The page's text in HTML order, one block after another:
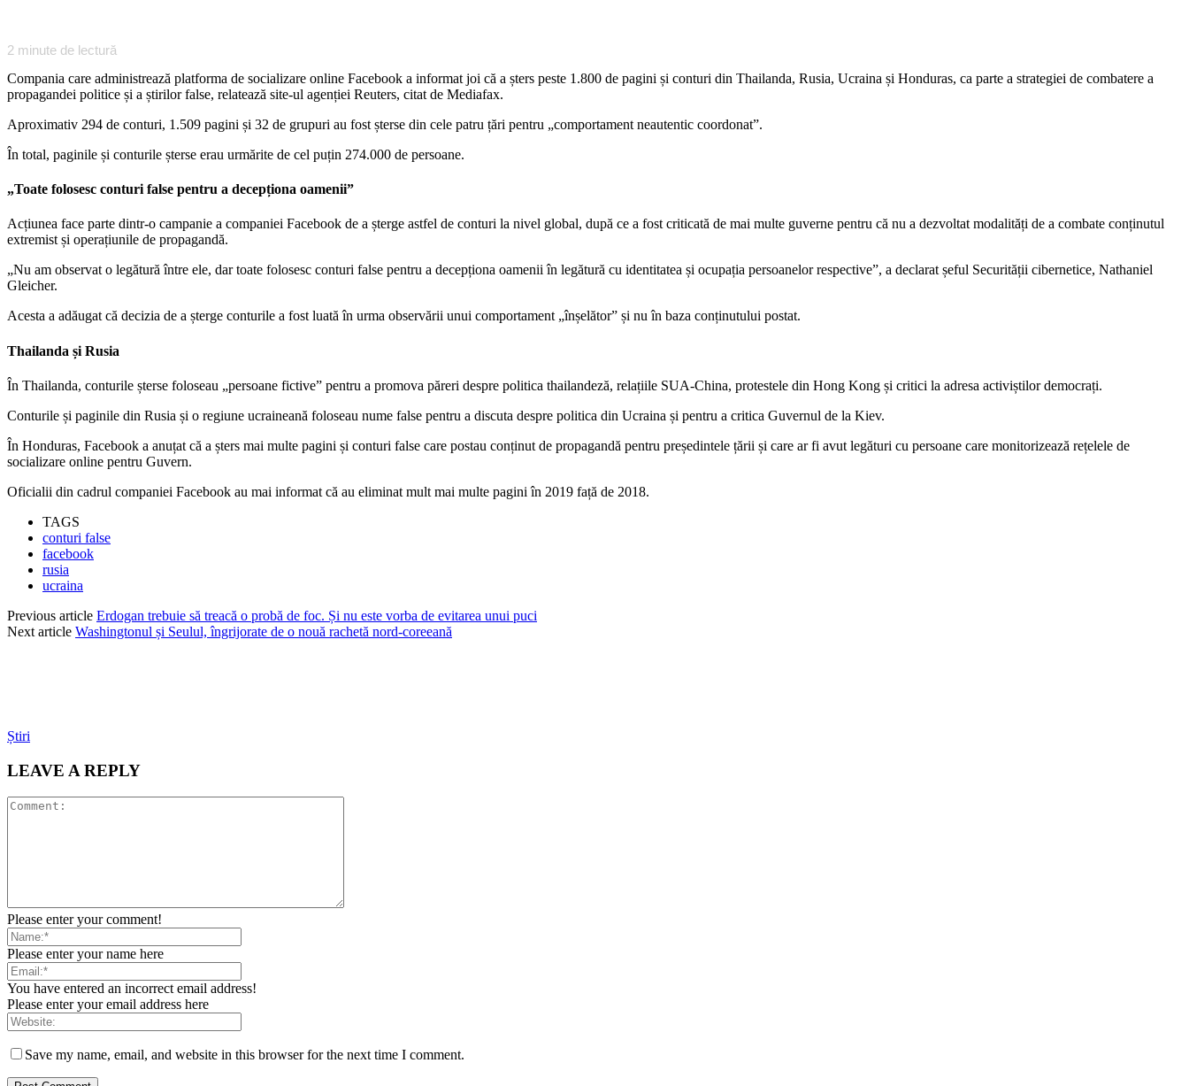
2 minute de lectură
Compania care administrează platforma de socializare online Facebook a informat joi că a șters peste 1.800 de pagini și conturi din Thailanda, Rusia, Ucraina și Honduras, ca parte a strategiei de combatere a
propagandei politice și a știrilor false, relatează site-ul agenției Reuters, citat de Mediafax.
Aproximativ 294 de conturi, 1.509 pagini și 32 de grupuri au fost șterse din cele patru țări pentru „comportament neautentic coordonat”.
În total, paginile și conturile șterse erau urmărite de cel puțin 274.000 de persoane.
„Toate folosesc conturi false pentru a decepționa oamenii”
Acțiunea face parte dintr-o campanie a companiei Facebook de a șterge astfel de conturi la nivel global, după ce a fost criticată de mai multe guverne pentru că nu a dezvoltat modalități de a combate conținutul
extremist și operațiunile de propagandă.
„Nu am observat o legătură între ele, dar toate folosesc conturi false pentru a decepționa oamenii în legătură cu identitatea și ocupația persoanelor respective”, a declarat șeful Securității cibernetice, Nathaniel
Gleicher.
Acesta a adăugat că decizia de a șterge conturile a fost luată în urma observării unui comportament „înșelător” și nu în baza conținutului postat.
Thailanda și Rusia
În Thailanda, conturile șterse foloseau „persoane fictive” pentru a promova păreri despre politica thailandeză, relațiile SUA-China, protestele din Hong Kong și critici la adresa activiștilor democrați.
Conturile și paginile din Rusia și o regiune ucraineană foloseau nume false pentru a discuta despre politica din Ucraina și pentru a critica Guvernul de la Kiev.
În Honduras, Facebook a anuțat că a șters mai multe pagini și conturi false care postau conținut de propagandă pentru președintele țării și care ar fi avut legături cu persoane care monitorizează rețelele de
socializare online pentru Guvern.
Oficialii din cadrul companiei Facebook au mai informat că au eliminat mult mai multe pagini în 2019 față de 2018.
TAGS
conturi false
facebook
rusia
ucraina
Previous article Erdogan trebuie să treacă o probă de foc. Și nu este vorba de evitarea unui puci
Next article Washingtonul și Seulul, îngrijorate de o nouă rachetă nord-coreeană
Știri
LEAVE A REPLY
Please enter your comment!
Please enter your name here
You have entered an incorrect email address!
Please enter your email address here
Save my name, email, and website in this browser for the next time I comment.